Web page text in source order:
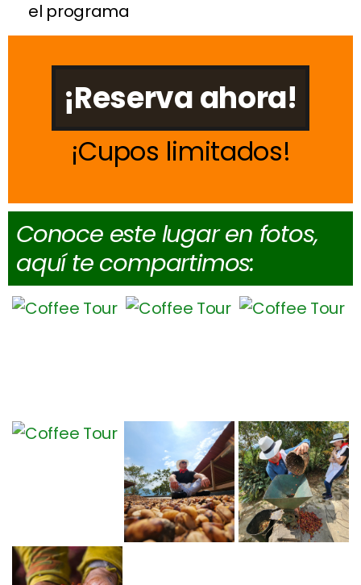
el programa
¡Reserva ahora!
Cupos limitados
Conoce este lugar en fotos,
aquí te compartimos: